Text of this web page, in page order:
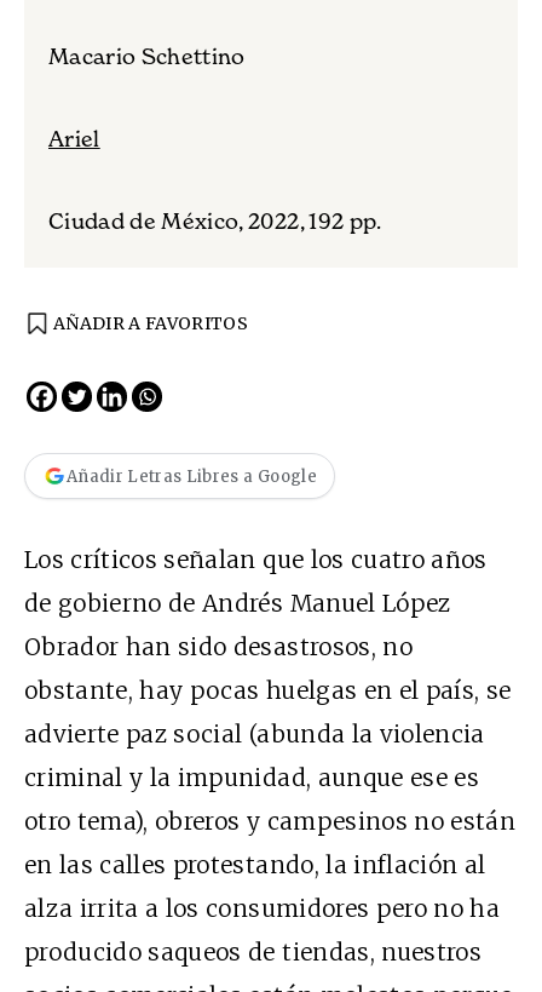
Macario Schettino
Ariel
Ciudad de México, 2022, 192 pp.
AÑADIR A FAVORITOS
Añadir Letras Libres a Google
Los críticos señalan que los cuatro años
de gobierno de Andrés Manuel López
Obrador han sido desastrosos, no
obstante, hay pocas huelgas en el país, se
advierte paz social (abunda la violencia
criminal y la impunidad, aunque ese es
otro tema), obreros y campesinos no están
en las calles protestando, la inflación al
alza irrita a los consumidores pero no ha
producido saqueos de tiendas, nuestros